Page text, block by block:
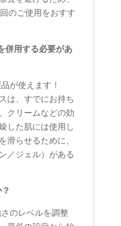
のご使用をおすす
併用する必要があ
が使えます！
は、すでにお持ち
クリームなどの効
した肌には使用し
滑らせるために、
／ジェル）がある
のレベルを調整